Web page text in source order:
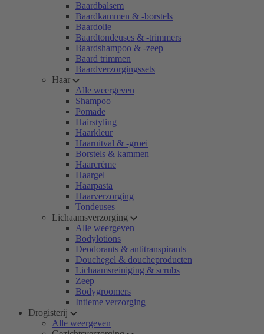
Baardbalsem
Baardkammen & -borstels
Baardolie
Baardtondeuses & -trimmers
Baardshampoo & -zeep
Baard trimmen
Baardverzorgingssets
Haar
Alle weergeven
Shampoo
Pomade
Hairstyling
Haarkleur
Haaruitval & -groei
Borstels & kammen
Haarcrème
Haargel
Haarpasta
Haarverzorging
Tondeuses
Lichaamsverzorging
Alle weergeven
Bodylotions
Deodorants & antitranspirants
Douchegel & doucheproducten
Lichaamsreiniging & scrubs
Zeep
Bodygroomers
Intieme verzorging
Drogisterij
Alle weergeven